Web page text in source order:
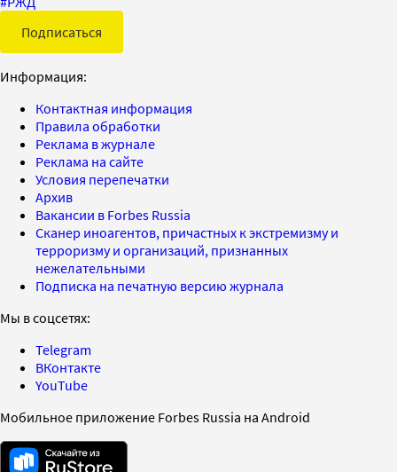
Подписаться
Информация:
Контактная информация
Правила обработки
Реклама в журнале
Реклама на сайте
Условия перепечатки
Архив
Вакансии в Forbes Russia
Сканер иноагентов, причастных к экстремизму и
терроризму и организаций, признанных
нежелательными
Подписка на печатную версию журнала
Мы в соцсетях:
Telegram
ВКонтакте
YouTube
Мобильное приложение Forbes Russia на Android